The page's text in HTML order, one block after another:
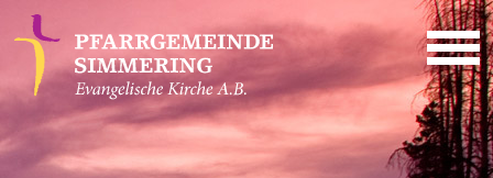
Direkt zum Inhalt